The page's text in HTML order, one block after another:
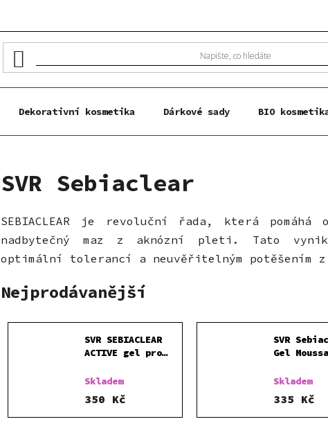
Dekorativní kosmetika Dárkové sady BIO
SVR Sebiaclear
SEBIACLEAR je revoluční řada, která
nadbytečný maz z aknózní pleti. Tato
optimální tolerancí a neuvěřitelným potěšením
Nejprodávanější
SVR SEBIACLEAR
ACTIVE gel pro
40ml
Skladem
350 Kč
SVR
Gel
gel pro
a
pleť 400ml
Skladem
335 Kč